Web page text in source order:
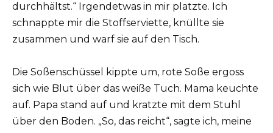
durchhältst.“ Irgendetwas in mir platzte. Ich
schnappte mir die Stoffserviette, knüllte sie
zusammen und warf sie auf den Tisch.
Die Soßenschüssel kippte um, rote Soße ergoss
sich wie Blut über das weiße Tuch. Mama keuchte
auf. Papa stand auf und kratzte mit dem Stuhl
über den Boden. „So, das reicht“, sagte ich, meine